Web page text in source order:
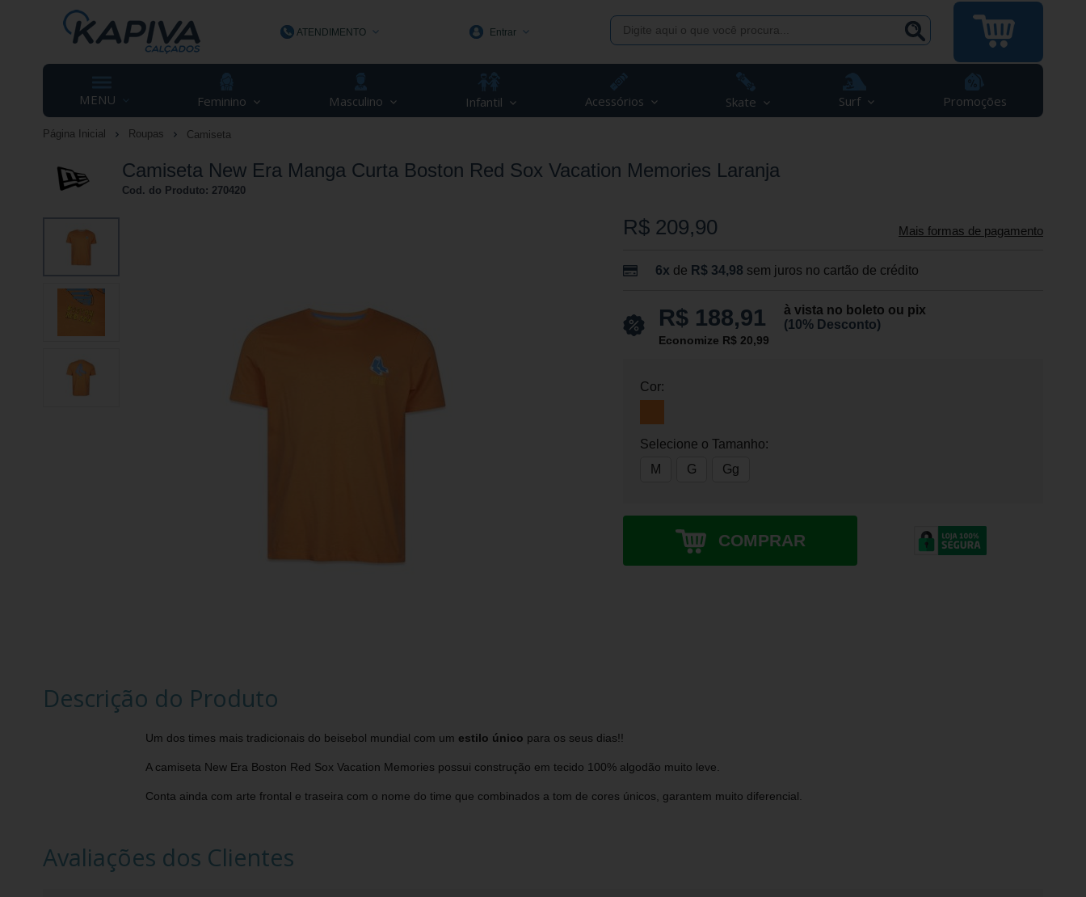
ATENDIMENTO
(48) 3623-1991
Entrar
MENU Feminino Masculino Infantil Acessórios Skate Surf Promoções
Página Inicial Roupas Camiseta
Camiseta New Era Manga Curta Boston Red Sox Vacation Memories Laranja
Cod. do Produto: 270420
R$ 209,90 Mais formas de pagamento
6x de R$ 34,98 sem juros no cartão de crédito
R$ 188,91
à vista no boleto ou pix
(10% Desconto)
Economize R$ 20,99
Cor:
Selecione o Tamanho:
M
G Gg
COMPRAR
Descrição do Produto
Um dos times mais tradicionais do beisebol mundial com um estilo único para os seus dias!!
A camiseta New Era Boston Red Sox Vacation Memories possui construção em tecido 100% algodão muito leve.
Conta ainda com arte frontal e traseira com o nome do time que combinados a tom de cores únicos, garantem muito diferencial.
Avaliações dos Clientes